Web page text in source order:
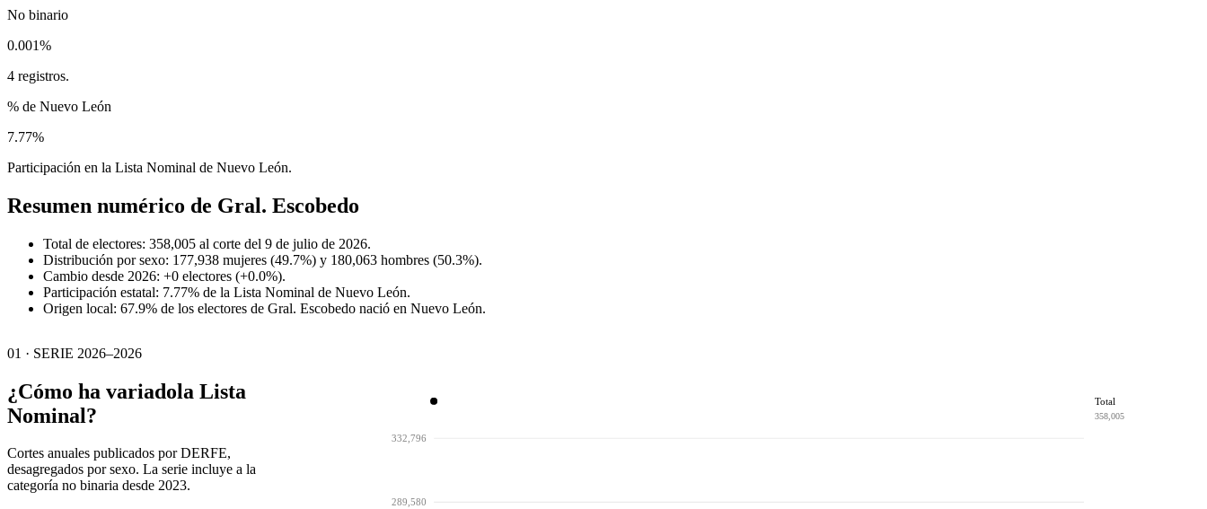
No binario
0.001%
4 registros.
% de Nuevo León
7.77%
Participación en la Lista Nominal de Nuevo León.
Resumen numérico de Gral. Escobedo
Total de electores: 358,005 al corte del 9 de julio de 2026.
Distribución por sexo: 177,938 mujeres (49.7%) y 180,063 hombres (50.3%).
Cambio desde 2026: +0 electores (+0.0%).
Participación estatal: 7.77% de la Lista Nominal de Nuevo León.
Origen local: 67.9% de los electores de Gral. Escobedo nació en Nuevo León.
01 · SERIE 2026–2026
¿Cómo ha variadola Lista
Nominal?
Cortes anuales publicados por DERFE,
desagregados por sexo. La serie incluye a la
categoría no binaria desde 2023.
289,580
332,796
Total
358,005